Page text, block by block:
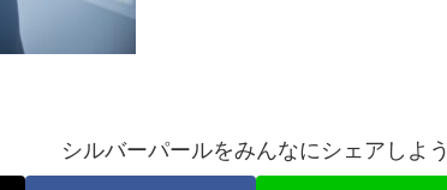
シルバーパールをみんなにシェアしよう